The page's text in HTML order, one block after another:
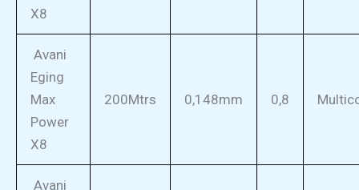
X8
Avani
Eging
Max
Power
X8
200Mtrs 0,148mm 0,8
Avani